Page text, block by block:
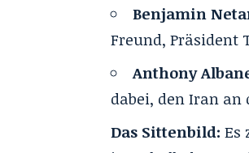
Benjamin
Freund, Präsident
Anthony
dabei, den Iran
Das Sittenbild: Es